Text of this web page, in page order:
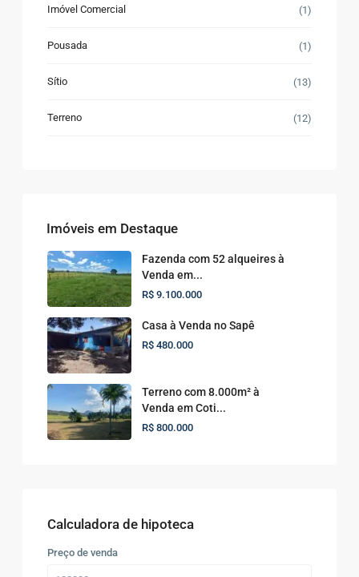
Imóvel Comercial (1)
Pousada (1)
Sítio (13)
Terreno (12)
Imóveis em Destaque
Fazenda com 52 alqueires à
Venda em...
R$ 9.100.000
Casa à Venda no Sapê
R$ 480.000
Terreno com 8.000m² à
Venda em Coti...
R$ 800.000
Calculadora de hipoteca
Preço de venda